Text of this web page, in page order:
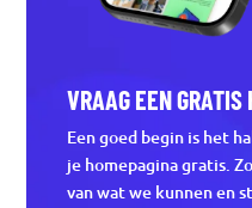
VRAAG EEN
Een goed begin is het
je homepagina gratis.
van wat we kunnen en